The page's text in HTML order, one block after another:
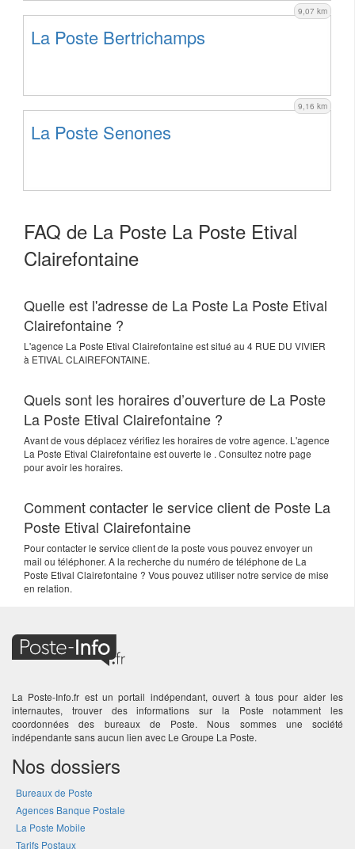
9,07 km
La Poste Bertrichamps
9,16 km
La Poste Senones
FAQ de La Poste La Poste Etival
Clairefontaine
Quelle est l'adresse de La Poste La Poste Etival
Clairefontaine ?
L'agence La Poste Etival Clairefontaine est situé au 4 RUE DU VIVIER
à ETIVAL CLAIREFONTAINE.
Quels sont les horaires d’ouverture de La Poste
La Poste Etival Clairefontaine ?
Avant de vous déplacez vérifiez les horaires de votre agence. L'agence
La Poste Etival Clairefontaine est ouverte le . Consultez notre page
pour avoir les horaires.
Comment contacter le service client de Poste La
Poste Etival Clairefontaine
Pour contacter le service client de la poste vous pouvez envoyer un
mail ou téléphoner. A la recherche du numéro de téléphone de La
Poste Etival Clairefontaine ? Vous pouvez utiliser notre service de mise
en relation.
La Poste-Info.fr est un portail indépendant, ouvert à tous pour aider les
internautes, trouver des informations sur la Poste notamment les
coordonnées des bureaux de Poste. Nous sommes une société
indépendante sans aucun lien avec Le Groupe La Poste.
Nos dossiers
Bureaux de Poste
Agences Banque Postale
La Poste Mobile
Tarifs Postaux